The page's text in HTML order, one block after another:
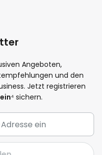
Angeboten,
und den
Jetzt registrieren
⁴ sichern.